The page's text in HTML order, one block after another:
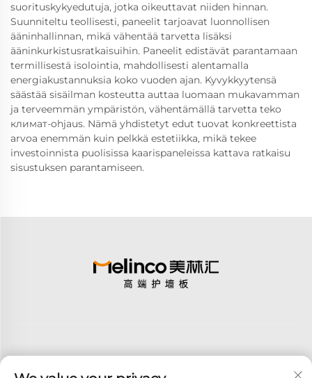
suorituskykyedutuja, jotka oikeuttavat niiden hinnan.
Suunniteltu teollisesti, paneelit tarjoavat luonnollisen
ääninhallinnan, mikä vähentää tarvetta lisäksi
ääninkurkistusratkaisuihin. Paneelit edistävät parantamaan
termillisestä isolointia, mahdollisesti alentamalla
energiakustannuksia koko vuoden ajan. Kyvykkyytensä
säästää sisäilman kosteutta auttaa luomaan mukavamman
ja terveemmän ympäristön, vähentämällä tarvetta teko
климат-ohjaus. Nämä yhdistetyt edut tuovat konkreettista
arvoa enemmän kuin pelkkä estetiikka, mikä tekee
investoinnista puolisissa kaarispaneleissa kattava ratkaisu
sisustuksen parantamiseen.